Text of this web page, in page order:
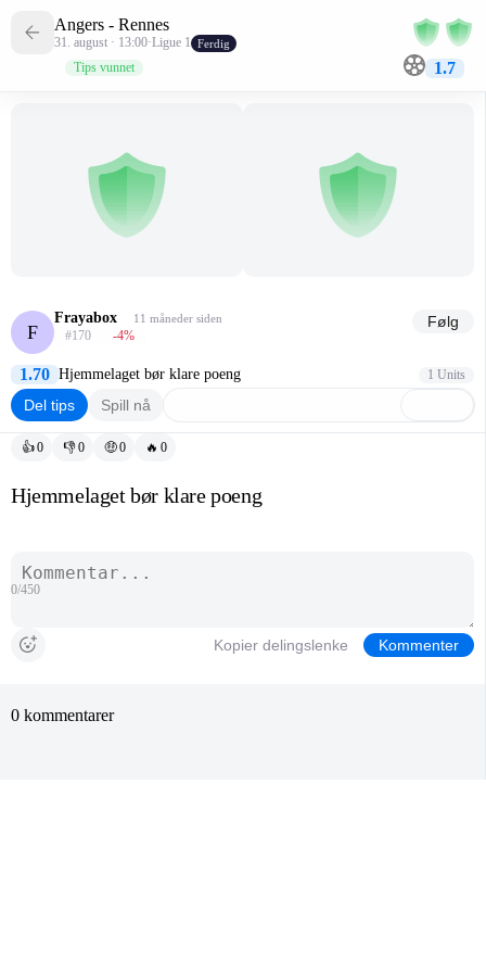
Angers - Rennes
31. august · 13:00·Ligue 1 Ferdig
Tips vunnet 1.7
F
Frayabox 11 måneder siden
#170 -4%
Følg
1.70 Hjemmelaget bør klare poeng 1 Units
Del tips Spill nå
👍0 👎0 🤑0 🔥 0
Hjemmelaget bør klare poeng
0/450
Kopier delingslenke Kommenter
0 kommentarer